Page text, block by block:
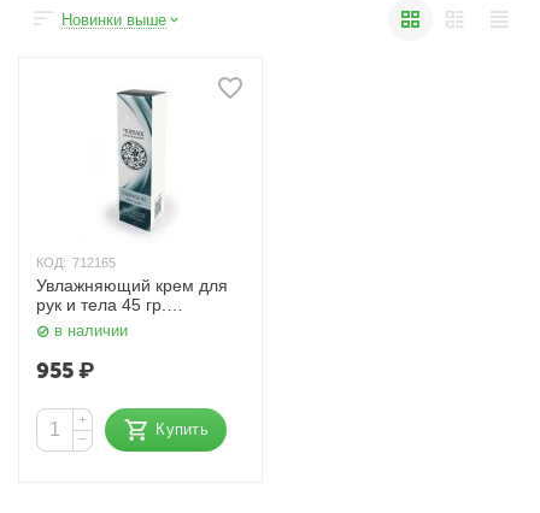
Новинки выше
КОД: 712165
Увлажняющий крем для
рук и тела 45 гр.
KIKUBOSHI
в наличии
955₽
+
−
Купить